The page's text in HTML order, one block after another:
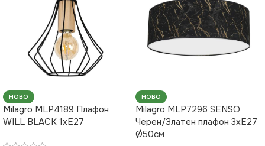
НОВО
Milagro MLP4189 Плафон
WILL BLACK 1xE27
НОВО
Milagro MLP7296 SENSO
Черен/Златен плафон 3xE27
Ø50см